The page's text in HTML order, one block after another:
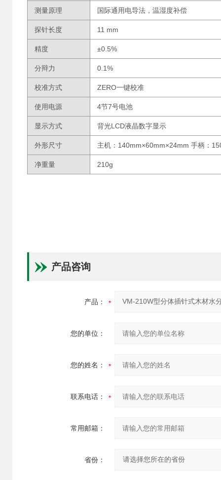
测量原理 国际通用电导法，温湿度补偿
探针长度 11 mm
精度 ±0.5%
分辩力 0.1%
校准方式 ZERO一键校准
使用电源 4节7号电池
显示方式 背光LCD液晶数字显示
外形尺寸 主机：140mm×60mm×24mm 手柄：
净重量 210g
产品咨询
产品：
您的单位：
您的姓名：
联系电话：
常用邮箱：
省份：